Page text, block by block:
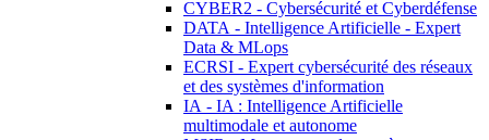
CYBER2 - Cybersécurité et Cyberdéfense
DATA - Intelligence Artificielle - Expert
Data & MLops
ECRSI - Expert cybersécurité des réseaux
et des systèmes d'information
IA - IA : Intelligence Artificielle
multimodale et autonome